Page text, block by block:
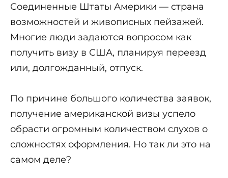
Соединенные Штаты Америки — страна
возможностей и живописных пейзажей.
Многие люди задаются вопросом как
получить визу в США, планируя переезд
или, долгожданный, отпуск.
По причине большого количества заявок,
получение американской визы успело
обрасти огромным количеством слухов о
сложностях оформления. Но так ли это на
самом деле?